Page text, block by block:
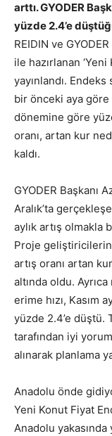
arttı. GYODER
yüzde 2.4’e
REIDIN ve
ile hazırlanan
yayınlandı. Endeks
bir önceki aya göre
dönemine göre
oranı, artan kur
kaldı.
GYODER Başkanı
Aralık’ta
aylık artış olmakla
Proje geliştiricilerin
artış oranı artan
altında oldu.
erime hızı, Kasım
yüzde 2.4’e düştü.
tarafından iyi
alınarak planlama
Anadolu önde
Yeni Konut Fiyat
Anadolu